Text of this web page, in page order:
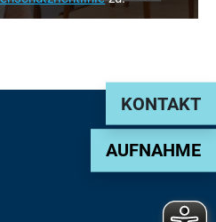
KONTAKT
AUFNAHME